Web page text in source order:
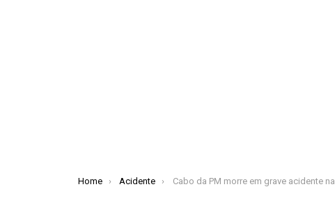
You are here:
Home Acidente Cabo da PM morre em grave acidente na BR-381, em Coronel Fabriciano